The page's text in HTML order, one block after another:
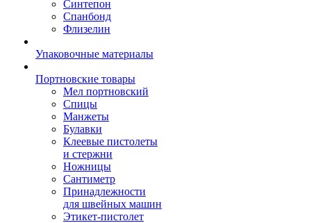
Синтепон
Спанбонд
Флизелин
Упаковочные материалы
Портновские товары
Мел портновский
Спицы
Манжеты
Булавки
Клеевые пистолеты
и стержни
Ножницы
Сантиметр
Принадлежности
для швейных машин
Этикет-пистолет